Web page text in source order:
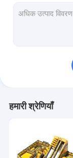
हमारी श्रेणियाँ